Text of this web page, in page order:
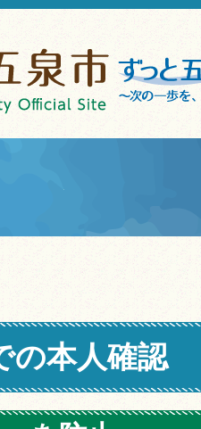
の本人確認